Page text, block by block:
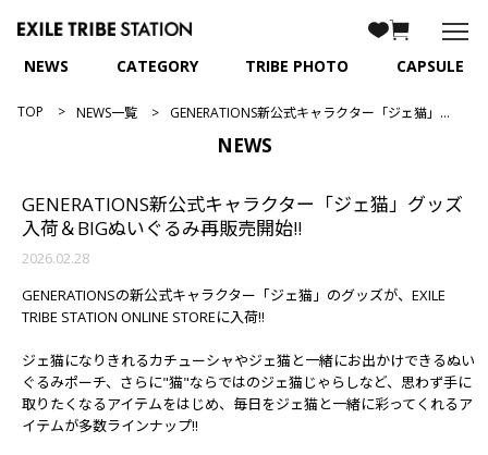
NEWS CATEGORY TRIBE PHOTO CAPSULE
TOP NEWS一覧 GENERATIONS新公式キャラクター「ジェ猫」グッズ入荷＆BIGぬいぐるみ再販売開始!!
NEWS
GENERATIONS新公式キャラクター「ジェ猫」グッズ
入荷＆BIGぬいぐるみ再販売開始!!
2026.02.28
GENERATIONSの新公式キャラクター「ジェ猫」のグッズが、EXILE
TRIBE STATION ONLINE STOREに入荷!!
ジェ猫になりきれるカチューシャやジェ猫と一緒にお出かけできるぬい
ぐるみポーチ、さらに"猫"ならではのジェ猫じゃらしなど、思わず手に
取りたくなるアイテムをはじめ、毎日をジェ猫と一緒に彩ってくれるア
イテムが多数ラインナップ!!